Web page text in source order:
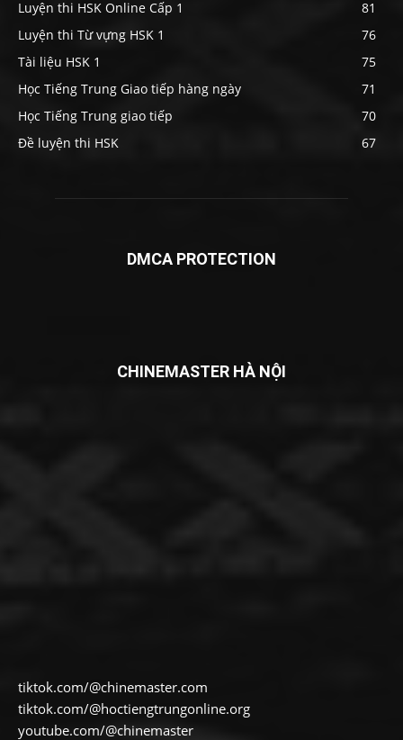
Luyện thi HSK Online Cấp 1
81
Luyện thi Từ vựng HSK 1
76
Tài liệu HSK 1
75
Học Tiếng Trung Giao tiếp hàng ngày
71
Học Tiếng Trung giao tiếp
70
Đề luyện thi HSK
67
DMCA PROTECTION
CHINEMASTER HÀ NỘI
tiktok.com/@chinemaster.com
tiktok.com/@hoctiengtrungonline.org
youtube.com/@chinemaster